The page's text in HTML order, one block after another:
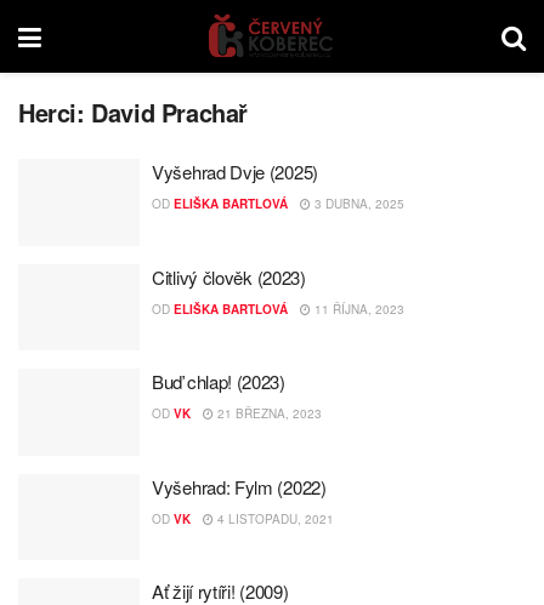
Herci: David Prachař
Vyšehrad Dvje (2025)
OD ELIŠKA BARTLOVÁ 3 DUBNA, 2025
Citlivý člověk (2023)
OD ELIŠKA BARTLOVÁ 11 ŘÍJNA, 2023
Buď chlap! (2023)
OD VK 21 BŘEZNA, 2023
Vyšehrad: Fylm (2022)
OD VK 4 LISTOPADU, 2021
Ať žijí rytíři! (2009)